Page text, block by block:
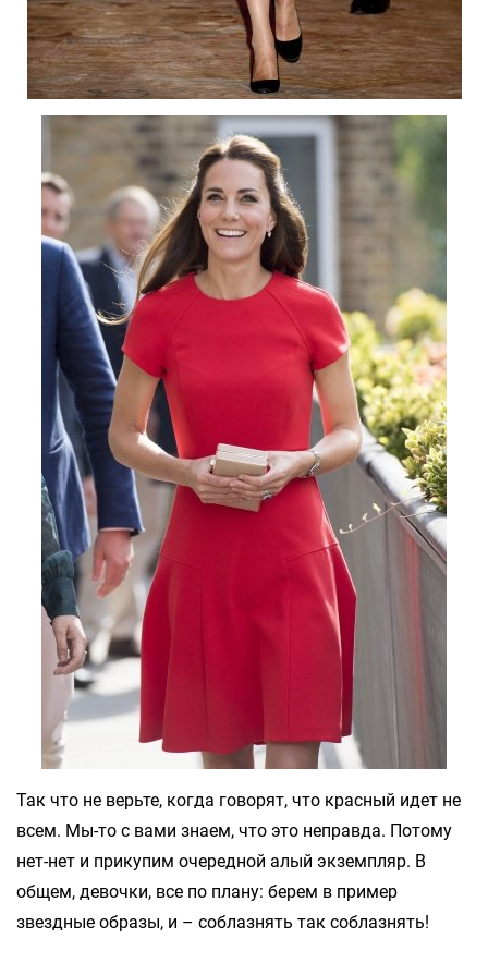
Так что не верьте, когда говорят, что красный идет не
всем. Мы-то с вами знаем, что это неправда. Потому
нет-нет и прикупим очередной алый экземпляр. В
общем, девочки, все по плану: берем в пример
звездные образы, и – соблазнять так соблазнять!